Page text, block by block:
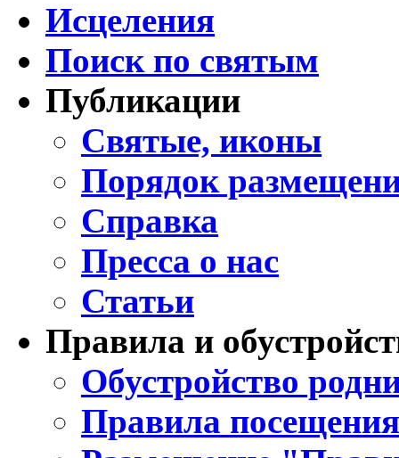
Исцеления
Поиск по святым
Публикации
Святые, иконы
Порядок
Справка
Пресса о нас
Статьи
Правила и
Обустройство
Правила